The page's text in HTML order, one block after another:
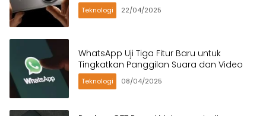
Teknologi 22/04/2025
WhatsApp Uji Tiga Fitur Baru untuk
Tingkatkan Panggilan Suara dan Video
Teknologi 08/04/2025